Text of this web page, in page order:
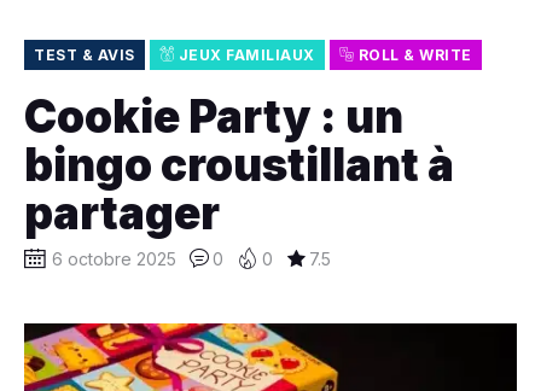
Previews
Tops, Conseils &
Guides d’achat
Financement
participatif
Français
TEST & AVIS JEUX FAMILIAUX ROLL & WRITE
Cookie Party : un
bingo croustillant à
partager
6 octobre 2025 0 0 7.5